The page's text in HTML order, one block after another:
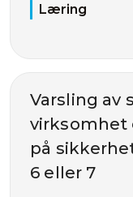
Læring
Varsling av
virksomhet
på
6 eller 7